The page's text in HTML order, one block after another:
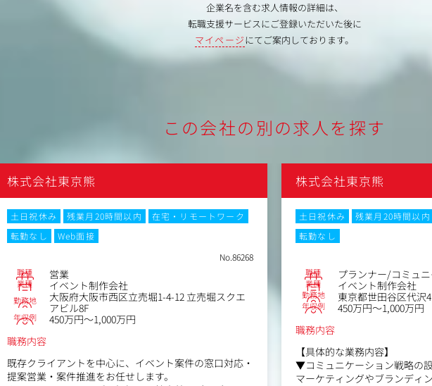
企業名を含む求人情報の詳細は、
転職支援サービスにご登録いただいた後に
マイページにてご案内しております。
この会社の別の求人を探す
株式会社東京熊
土日祝休み 残業月20時間以内
在宅・リモートワーク
転勤なし
Web面接
No.86268
職種 営業
業種 イベント制作会社
勤務地
大阪府大阪市西区立売堀1-4-12 立売堀スクエ
アビル8F
年収例
450万円～1,000万円
職務内容
既存クライアントを中心に、イベント案件の窓口対応・
提案営業・案件推進をお任せします。
株式会社東京熊
土日祝休み
残業月20時間以内
転勤なし
職種 プランナー/コミュ
業種 イベント制作会社
勤務地 東京都世田谷区代沢
年収例
450万円～1,000万円
職務内容
【具体的な業務内容】
▼コミュニケーション戦略の
マーケティングやブランディ